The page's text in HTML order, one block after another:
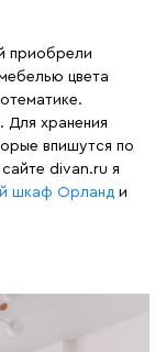
приобрели
цвета
Для хранения
впишутся по
divan.ru я
шкаф Орланд и